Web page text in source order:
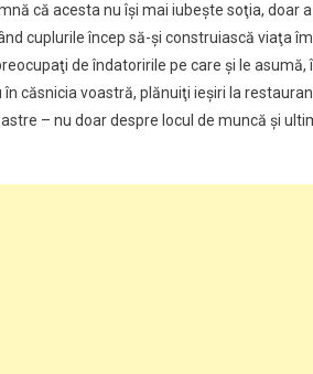
că acesta nu îşi mai iubeşte soţia, doar
cuplurile încep să-şi construiască viaţa
de îndatoririle pe care şi le
căsnicia voastră, plănuiţi ieşiri la
– nu doar despre locul de muncă şi